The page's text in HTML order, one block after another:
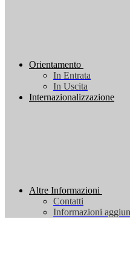
Orientamento
In Entrata
In Uscita
Internazionalizzazione
Altre Informazioni
Contatti
Informazioni